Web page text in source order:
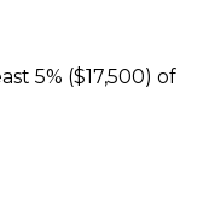
5% ($17,500) of